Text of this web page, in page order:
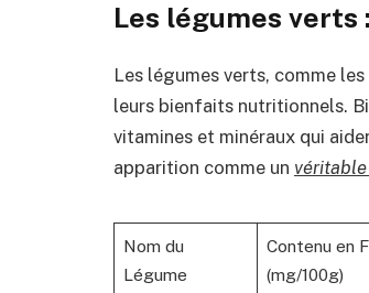
Les légumes
Les légumes verts, comme les
leurs bienfaits nutritionnels.
vitamines et minéraux qui
apparition comme un
Nom du
Légume
Contenu en
(mg/100g)